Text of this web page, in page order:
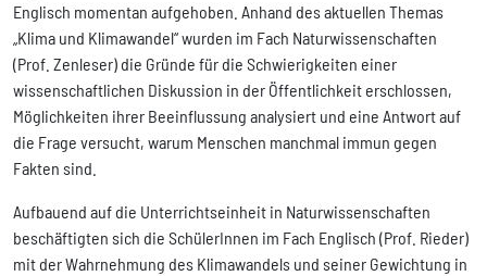
Englisch momentan aufgehoben. Anhand des aktuellen Themas
„Klima und Klimawandel“ wurden im Fach Naturwissenschaften
(Prof. Zenleser) die Gründe für die Schwierigkeiten einer
wissenschaftlichen Diskussion in der Öffentlichkeit erschlossen,
Möglichkeiten ihrer Beeinflussung analysiert und eine Antwort auf
die Frage versucht, warum Menschen manchmal immun gegen
Fakten sind.
Aufbauend auf die Unterrichtseinheit in Naturwissenschaften
beschäftigten sich die SchülerInnen im Fach Englisch (Prof. Rieder)
mit der Wahrnehmung des Klimawandels und seiner Gewichtung in